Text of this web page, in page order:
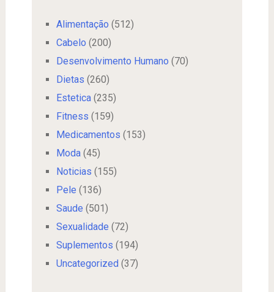
Alimentação (512)
Cabelo (200)
Desenvolvimento Humano (70)
Dietas (260)
Estetica(235)
Fitness (159)
Medicamentos (153)
Moda(45)
Noticias (155)
Pele (136)
Saude (501)
Sexualidade (72)
Suplementos (194)
Uncategorized (37)